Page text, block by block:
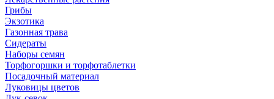
Грибы
Экзотика
Газонная трава
Сидераты
Наборы семян
Торфогоршки и торфотаблетки
Посадочный материал
Луковицы цветов